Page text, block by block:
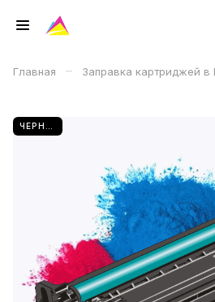
Главная – Заправка картриджей в